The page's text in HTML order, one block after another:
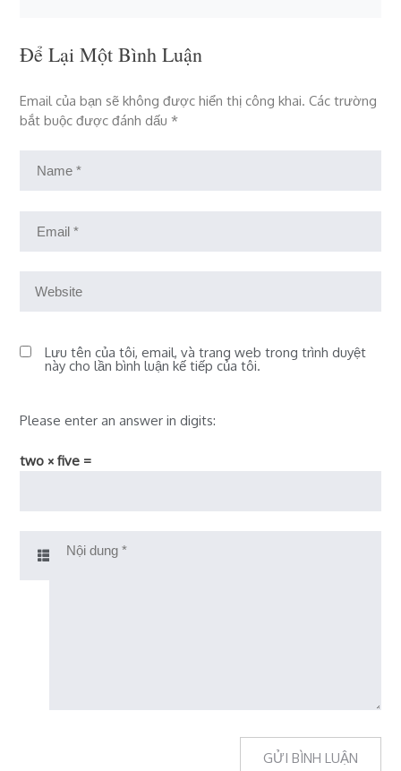
Để Lại Một Bình Luận
Email của bạn sẽ không được hiển thị công khai. Các trường
bắt buộc được đánh dấu*
Lưu tên của tôi, email, và trang web trong trình duyệt
này cho lần bình luận kế tiếp của tôi.
Please enter an answer in digits:
two × five =